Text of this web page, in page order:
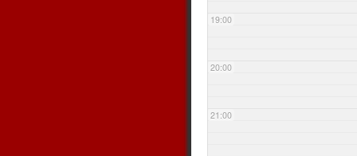
19:00
20:00
21:00